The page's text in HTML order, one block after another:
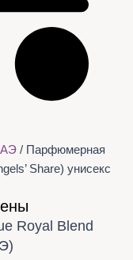
/ Парфюмерная
Share) унисекс
Royal Blend